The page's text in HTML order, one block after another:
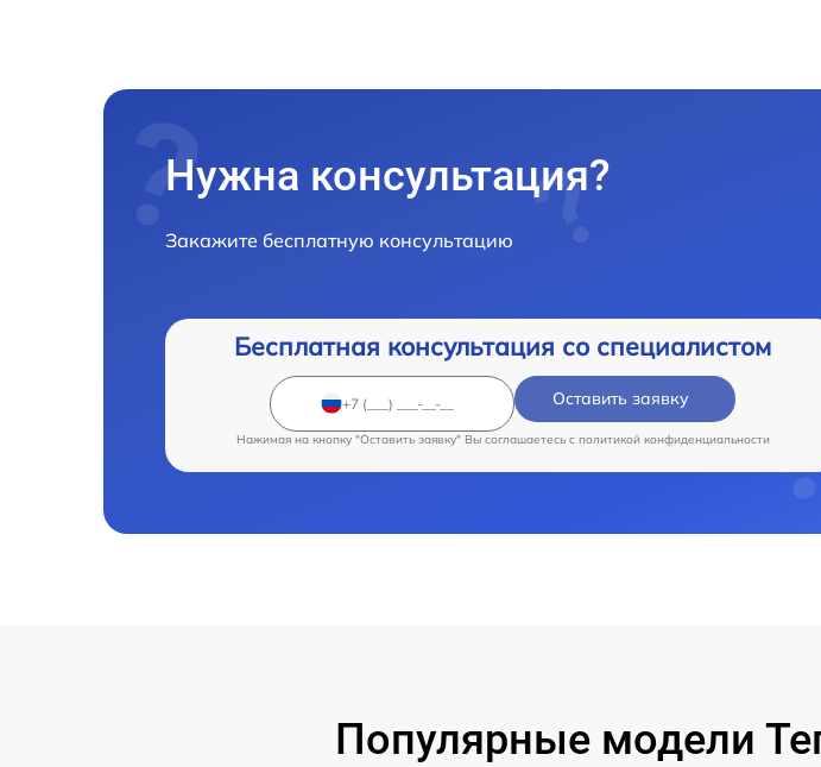
Нужна консультация?
Закажите бесплатную консультацию
Бесплатная консультация со специалистом
Оставить заявку
Нажимая на кнопку "Оставить заявку" Вы соглашаетесь c политикой конфиденциальности
Популярные модели